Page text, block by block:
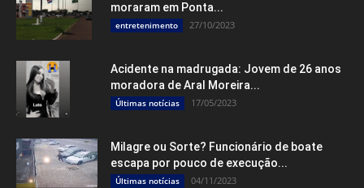
moraram em Ponta...
entretenimento 27/10/2023
Acidente na madrugada: Jovem de 26 anos
moradora de Aral Moreira...
Últimas notícias 17/05/2023
Milagre ou Sorte? Funcionário de boate
escapa por pouco de execução...
Últimas notícias 04/11/2023